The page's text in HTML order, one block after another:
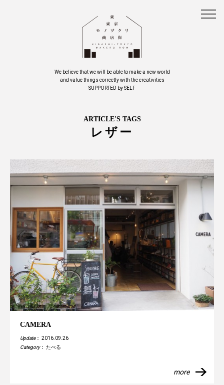
We believe that we will be able to make a new world
and value things correctly with the creativities
SUPPORTED by SELF
ARTICLE'S TAGS
レザー
CAMERA
Update： 2016.09.26
Category： たべる
more